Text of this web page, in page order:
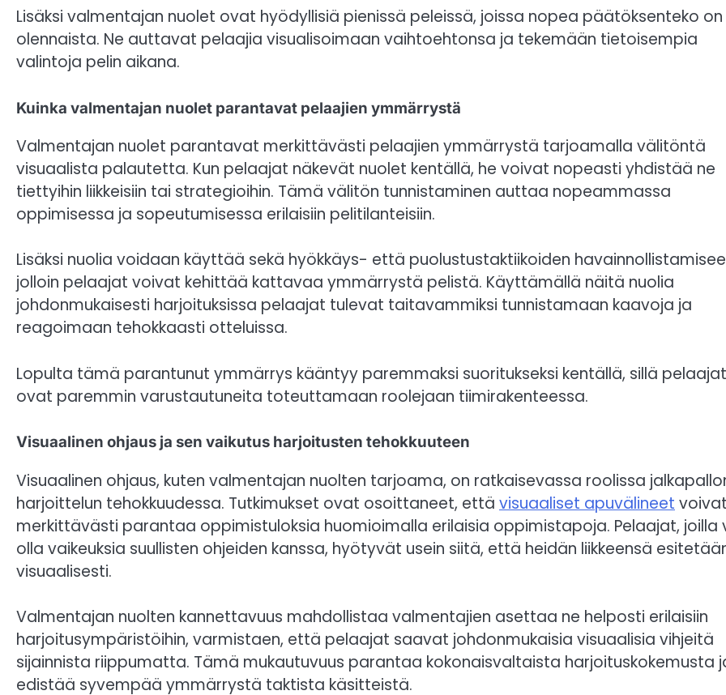
Lisäksi valmentajan nuolet ovat hyödyllisiä pienissä peleissä, joissa nopea päätöksenteko on
olennaista. Ne auttavat pelaajia visualisoimaan vaihtoehtonsa ja tekemään tietoisempia
valintoja pelin aikana.
Kuinka valmentajan nuolet parantavat pelaajien ymmärrystä
Valmentajan nuolet parantavat merkittävästi pelaajien ymmärrystä tarjoamalla välitöntä
visuaalista palautetta. Kun pelaajat näkevät nuolet kentällä, he voivat nopeasti yhdistää ne
tiettyihin liikkeisiin tai strategioihin. Tämä välitön tunnistaminen auttaa nopeammassa
oppimisessa ja sopeutumisessa erilaisiin pelitilanteisiin.
Lisäksi nuolia voidaan käyttää sekä hyökkäys- että puolustustaktiikoiden
jolloin pelaajat voivat kehittää kattavaa ymmärrystä pelistä. Käyttämällä näitä nuolia
johdonmukaisesti harjoituksissa pelaajat tulevat taitavammiksi tunnistamaan kaavoja ja
reagoimaan tehokkaasti otteluissa.
Lopulta tämä parantunut ymmärrys kääntyy paremmaksi suoritukseksi kentällä, sillä pelaajat
ovat paremmin varustautuneita toteuttamaan roolejaan tiimirakenteessa.
Visuaalinen ohjaus ja sen vaikutus harjoitusten tehokkuuteen
Visuaalinen ohjaus, kuten valmentajan nuolten tarjoama, on ratkaisevassa roolissa
harjoittelun tehokkuudessa. Tutkimukset ovat osoittaneet, että visuaaliset apuvälineet voivat
merkittävästi parantaa oppimistuloksia huomioimalla erilaisia oppimistapoja. Pelaajat, joilla
olla vaikeuksia suullisten ohjeiden kanssa, hyötyvät usein siitä, että heidän liikkeensä
visuaalisesti.
Valmentajan nuolten kannettavuus mahdollistaa valmentajien asettaa ne helposti erilaisiin
harjoitusympäristöihin, varmistaen, että pelaajat saavat johdonmukaisia visuaalisia vihjeitä
sijainnista riippumatta. Tämä mukautuvuus parantaa kokonaisvaltaista harjoituskokemusta
edistää syvempää ymmärrystä taktista käsitteistä.